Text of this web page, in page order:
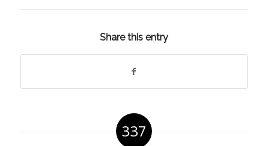
Share this entry
337